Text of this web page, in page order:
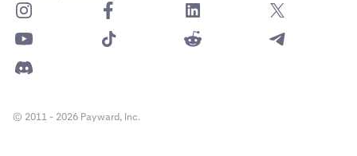
© 2011 - 2026 Payward, Inc.